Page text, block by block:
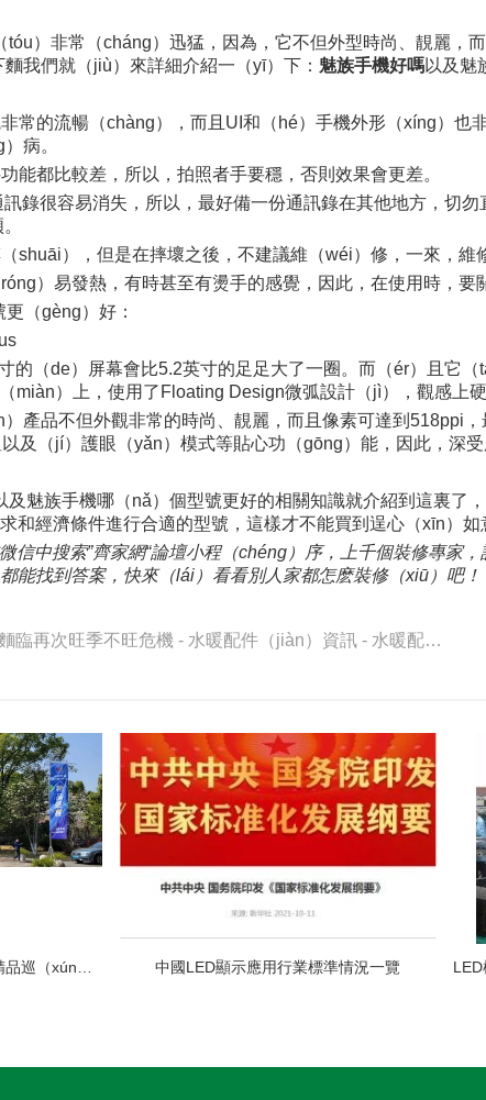
）非常（cháng）迅猛，因為，它不但外型時尚、靚麗，
麵我們就（jiù）來詳細介紹一（yī）下： 魅族手機好嗎以及魅
常的流暢（chàng），而且UI和（hé）手機外形（xíng）
病。
能都比較差，所以，拍照者手要穩，否則效果會更差。
錄很容易消失，所以，最好備一份通訊錄在其他地方，切
shuāi），但是在摔壞之後，不建議維（wéi）修，一來，
）易發熱，有時甚至有燙手的感覺，因此，在使用時，要
（gèng）好：
的（de）屏幕會比5.2英寸的足足大了一圈。而（ér）且它
miàn）上，使用了Floating Design微弧設計（jì），觀感上
產品不但外觀非常的時尚、靚麗，而且像素可達到518ppi
及（jí）護眼（yǎn）模式等貼心功（gōng）能，因此，深受
及魅族手機哪（nǎ）個型號更好的相關知識就介紹到這裏了
和經濟條件進行合適的型號，這樣才不能買到逞心（xīn）如
信中搜索”齊家網“論壇小程（chéng）序，上千個裝修專家
能找到答案，快來（lái）看看別人家都怎麽裝修（xiū）吧！
上一篇：LED產業下半年恐麵臨再次旺季不旺危機 - 水暖配件（jiàn）資訊 - 水暖配件（jiàn）網
群英薈萃 共聚上海丨全國LED精品巡（xún）展（zhǎn）攜手共謀行業發展大計（jì） 中國LED顯示應用行業標準情況一覽